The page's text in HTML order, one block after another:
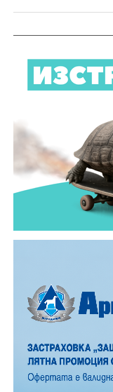
И двете вечери
за книга“ –
си библиотека и
заглавия,
литература.
12 АВГУСТ
19:00ч. „Книга
друга, обсъди
20:00ч. Концерт
Zov&Vakavliev,
21:30ч. Коктейли
дни Земята
оставени от
Тези частици
ние ги виждаме
и високо място
падащи звезди
близостта на
малък, но все
обикновена